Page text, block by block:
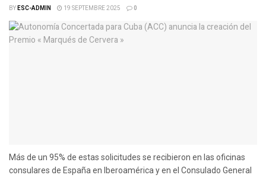
BYESC-ADMIN 19 SEPTEMBRE 2025 0
Más de un 95% de estas solicitudes se recibieron en las oficinas
consulares de España en Iberoamérica y en el Consulado General